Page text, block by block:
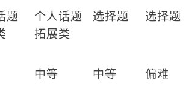
题
个人话题
拓展类
选择题 选择题
中等 中等 偏难